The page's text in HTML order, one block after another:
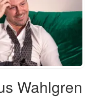
Wahlgren